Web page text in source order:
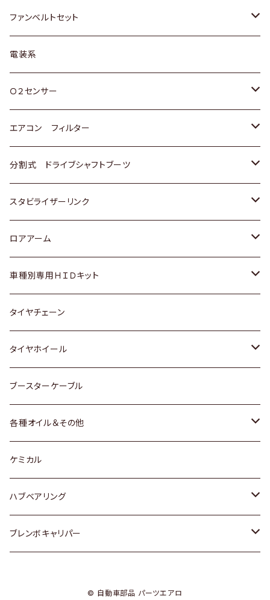
スバル
日野
マツダ
三菱
スバル
マツダ
ダイハツ
マツダ
三菱
スバル
スズキ
日産
ダイハツ
マツダ
三菱
スバル
トヨタ
スズキ
ダイハツ
三菱
スバル
ファンベルトセット
トヨタ
ホンダ
スズキ
日産
いすゞ
ダイハツ
マツダ
三菱
スバル
レクサス
電装系
Ｏ２センサー
トヨタ
ホンダ
スズキ
日産
ダイハツ
マツダ
三菱
スバル
エアコン フィルター
トヨタ
ホンダ
スズキ
日産
いすゞ
ダイハツ
マツダ
三菱
スバル
分割式 ドライブシャフトブーツ
トヨタ
ホンダ
スズキ
日産
ダイハツ
スバル
スタビライザーリンク
トヨタ
ホンダ
スズキ
日産
ダイハツ
マツダ
ロアアーム
ホンダ
スズキ
日産
ダイハツ
マツダ
スバル
車種別専用ＨＩＤキット
トヨタ
マツダ
タイヤチェーン
タイヤホイール
トヨタ
ホンダ
スズキ
日産
ダイハツ
ブースターケーブル
各種オイル＆その他
ディーデル洗浄添加剤
ケミカル
ハブベアリング
トヨタ
ブレンボキャリパー
© 自動車部品 パーツエアロ